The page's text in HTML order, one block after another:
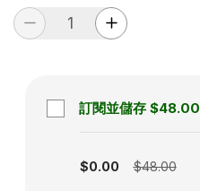
訂閱並儲存 $48.00
$0.00 $48.00